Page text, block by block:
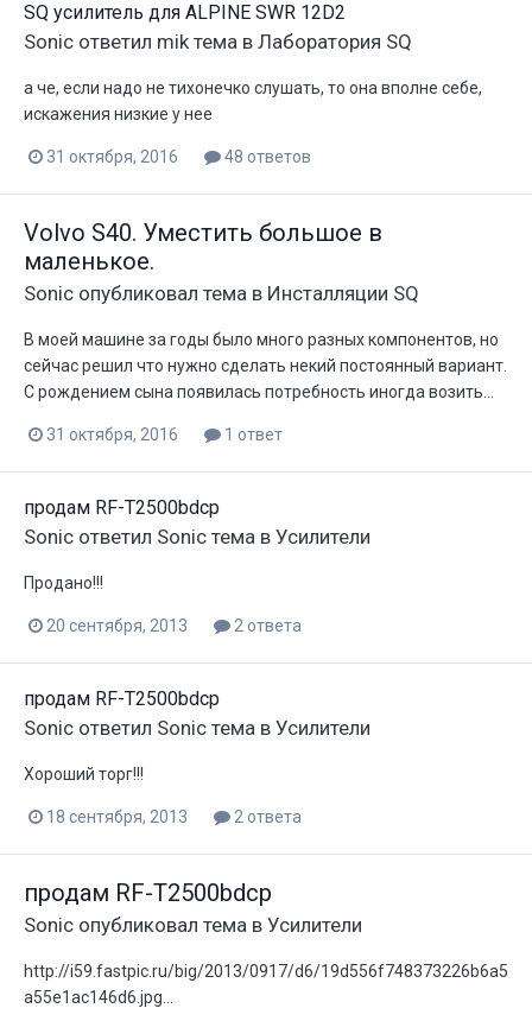
SQ усилитель для ALPINE SWR 12D2
Sonic ответил mik тема в Лаборатория SQ
а че, если надо не тихонечко слушать, то она вполне себе,
искажения низкие у нее
31 октября, 2016 48 ответов
Volvo S40. Уместить большое в
маленькое.
Sonic опубликовал тема в Инсталляции SQ
В моей машине за годы было много разных компонентов, но
сейчас решил что нужно сделать некий постоянный вариант.
С рождением сына появилась потребность иногда возить...
31 октября, 2016 1 ответ
продам RF-T2500bdcp
Sonic ответил Sonic тема в Усилители
Продано!!!
20 сентября, 2013 2 ответа
продам RF-T2500bdcp
Sonic ответил Sonic тема в Усилители
Хороший торг!!!
18 сентября, 2013 2 ответа
продам RF-T2500bdcp
Sonic опубликовал тема в Усилители
http://i59.fastpic.ru/big/2013/0917/d6/19d556f748373226b6a5
a55e1ac146d6.jpg...